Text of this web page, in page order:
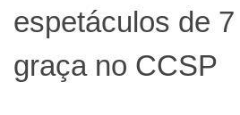
espetáculos de
graça no CCSP